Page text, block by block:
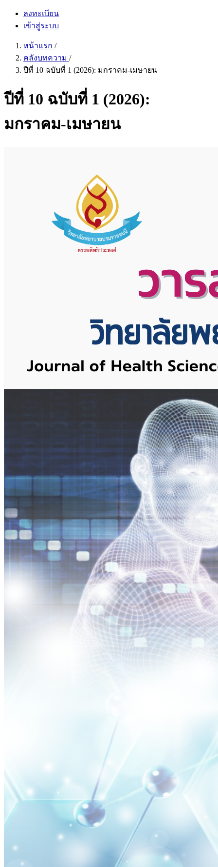
ลงทะเบียน
เข้าสู่ระบบ
หน้าแรก /
คลังบทความ /
ปีที่ 10 ฉบับที่ 1 (2026): มกราคม-เมษายน
ปีที่ 10 ฉบับที่ 1 (2026):
มกราคม-เมษายน